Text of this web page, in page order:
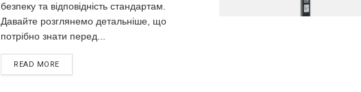
безпеку та відповідність стандартам.
Давайте розглянемо детальніше, що
потрібно знати перед...
READ MORE